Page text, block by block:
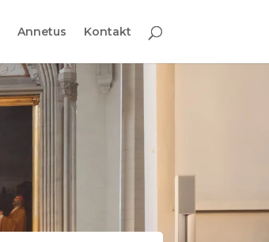
Annetus Kontakt